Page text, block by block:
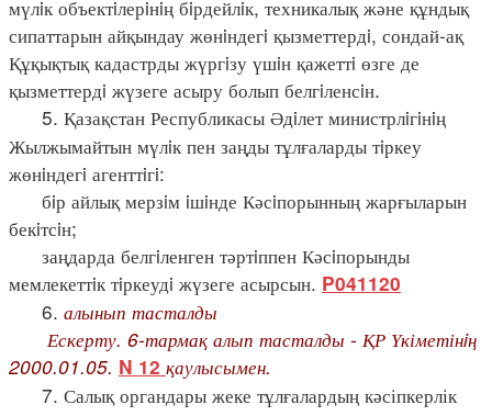
мүлiк объектiлерiнiң бiрдейлiк, техникалық және құндық
сипаттарын айқындау жөнiндегi қызметтердi, сондай-ақ
Құқықтық кадастрды жүргiзу үшiн қажеттi өзге де
қызметтердi жүзеге асыру болып белгiленсiн.
5. Қазақстан Республикасы Әдiлет министрлiгiнiң
Жылжымайтын мүлiк пен заңды тұлғаларды тiркеу
жөнiндегi агенттiгi:
бiр айлық мерзiм iшiнде Кәсiпорынның жарғыларын
бекiтсiн;
заңдарда белгiленген тәртiппен Кәсiпорынды
мемлекеттiк тiркеудi жүзеге асырсын. P041120
6. алынып тасталды
Ескерту. 6-тармақ алып тасталды - ҚР Үкіметінiң
2000.01.05. N 12 қаулысымен.
7. Салық органдары жеке тұлғалардың кәсіпкерлік